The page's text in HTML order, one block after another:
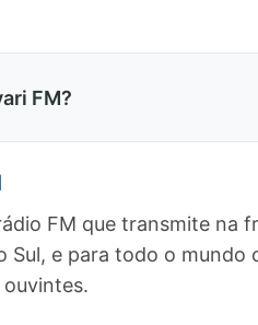
FM?
FM que transmite na
Sul, e para todo o